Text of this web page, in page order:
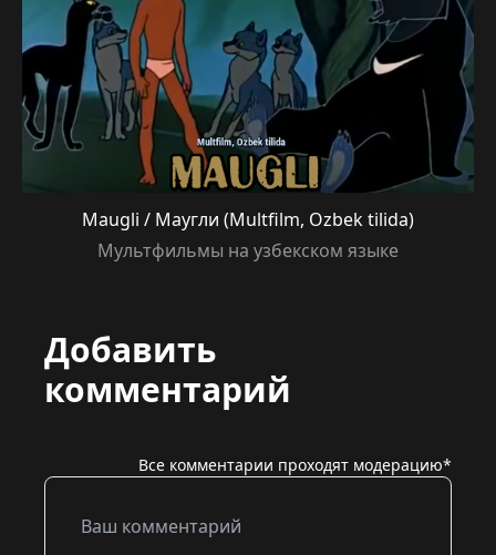
Maugli / Маугли (Multfilm, Ozbek tilida)
Мультфильмы на узбекском языке
Добавить
комментарий
Все комментарии проходят модерацию*